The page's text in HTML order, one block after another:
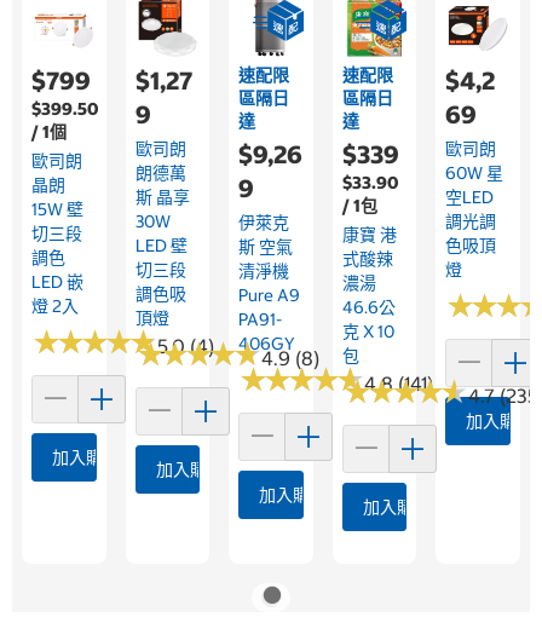
$799
$399.50
/ 1個
歐司朗
晶朗
15W 壁
切三段
調色
LED 嵌
燈 2入
★★★★★
★★★★★5.0 (4)
加入購物車
$1,27
9
歐司朗
朗德萬
斯 晶享
30W
LED 壁
切三段
調色吸
頂燈
★★★★★
★★★★★4.9 (8)
加入購物車
速配限
區隔日
達
$9,26
9
伊萊克
斯 空氣
清淨機
Pure A9
PA91-
406GY
★★★★★
★★★★★4.8 (141)
加入購物車
速配限
區隔日
達
$339
$33.90
/ 1包
康寶 港
式酸辣
濃湯
46.6公
克 X 10
包
★★★★★
★★★★★4.7
加入購物車
$4,2
69
歐司朗
60W 星
空LED
調光調
色吸頂
燈
★★★
★★★
加入購物